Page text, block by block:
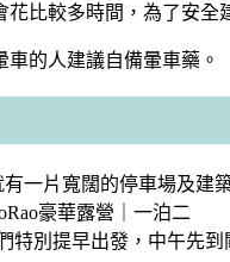
比較多時間，為了安全
的人建議自備暈車藥。
一片寬闊的停車場及建
特別提早出發，中午先